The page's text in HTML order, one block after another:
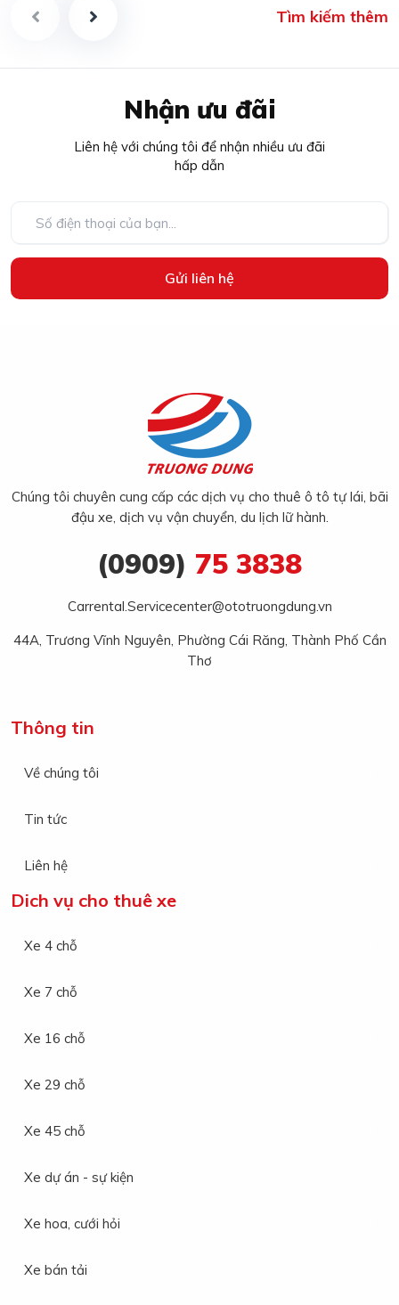
Tìm kiếm thêm
Nhận ưu đãi
Liên hệ với chúng tôi để nhận nhiều ưu đãi
hấp dẫn
Gửi liên hệ
Chúng tôi chuyên cung cấp các dịch vụ cho thuê ô tô tự lái, bãi
đậu xe, dịch vụ vận chuyển, du lịch lữ hành.
Thông tin
Về chúng tôi
Tin tức
Liên hệ
Dich vụ cho thuê xe
Xe 4 chỗ
Xe 7 chỗ
Xe 16 chỗ
Xe 29 chỗ
Xe 45 chỗ
Xe dự án - sự kiện
Xe hoa, cưới hỏi
Xe bán tải
(0909) 75 3838
Carrental.Servicecenter@ototruongdung.vn
44A, Trương Vĩnh Nguyên, Phường Cái Răng, Thành Phố Cần
Thơ